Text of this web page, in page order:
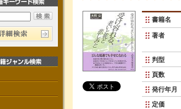
書籍名
著者
判型
頁数
発行年月
定価